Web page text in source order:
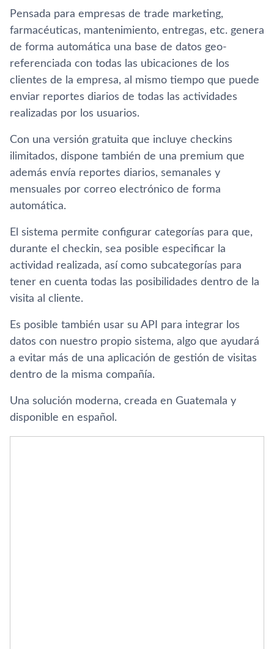
Pensada para empresas de trade marketing,
farmacéuticas, mantenimiento, entregas, etc. genera
de forma automática una base de datos geo-
referenciada con todas las ubicaciones de los
clientes de la empresa, al mismo tiempo que puede
enviar reportes diarios de todas las actividades
realizadas por los usuarios.
Con una versión gratuita que incluye checkins
ilimitados, dispone también de una premium que
además enví­a reportes diarios, semanales y
mensuales por correo electrónico de forma
automática.
El sistema permite configurar categorí­as para que,
durante el checkin, sea posible especificar la
actividad realizada, así­ como subcategorí­as para
tener en cuenta todas las posibilidades dentro de la
visita al cliente.
Es posible también usar su API para integrar los
datos con nuestro propio sistema, algo que ayudará
a evitar más de una aplicación de gestión de visitas
dentro de la misma compañí­a.
Una solución moderna, creada en Guatemala y
disponible en español.